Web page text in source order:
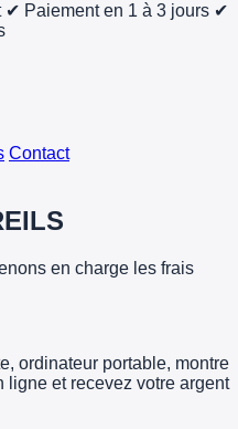
✔ Paiement en 1 à 3 jours ✔
Contact
en charge les frais
ordinateur portable, montre
ligne et recevez votre argent